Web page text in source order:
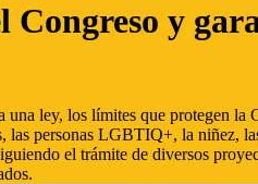
y
ley, los límites que protegen
personas LGBTIQ+, la niñez,
el trámite de diversos